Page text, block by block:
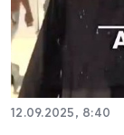
12.09.2025, 8:40